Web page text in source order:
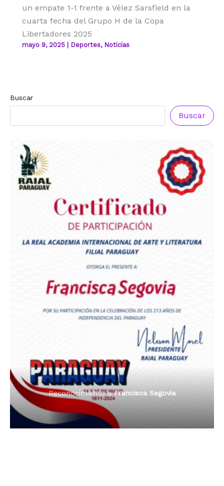
un empate 1-1 frente a Vélez Sarsfield en la
cuarta fecha del Grupo H de la Copa
Libertadores 2025
mayo 9, 2025 Deportes, Noticias
Buscar
Buscar
Dama de Oro 2024
Reconocimiento aFrancisca Segovia
Reconocimiento aFrancisca Segovia
Radio Tribuna Abierta
Radio Tribuna Abierta
Radio Oñondivepa Paraguay
Premio Orgullo Paraguayo
Reconocimiento aFrancisca Segovia